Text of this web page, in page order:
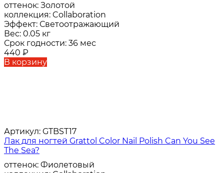
оттенок: Золотой
коллекция: Collaboration
Эффект: Светоотражающий
Вес: 0.05 кг
Срок годности: 36 мес
440 ₽
В корзину
Артикул: GTBST17
Лак для ногтей Grattol Color Nail Polish Can You See
The Sea?
оттенок: Фиолетовый